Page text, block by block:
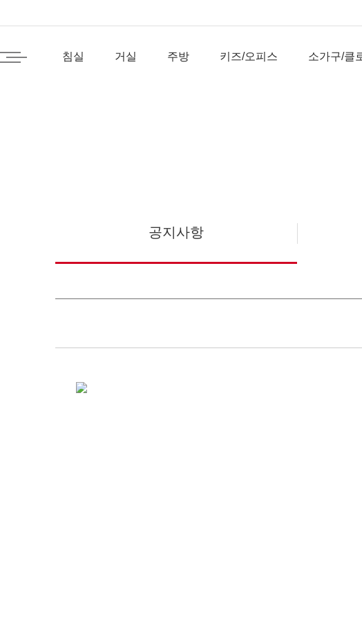
침실 거실 주방 키즈/오피스 소가구/클
공지사항